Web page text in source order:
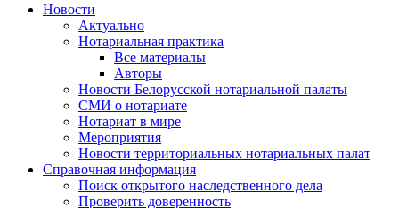
Новости
Актуально
Нотариальная практика
Все материалы
Авторы
Новости Белорусской нотариальной палаты
СМИ о нотариате
Нотариат в мире
Мероприятия
Новости территориальных нотариальных палат
Справочная информация
Поиск открытого наследственного дела
Проверить доверенность